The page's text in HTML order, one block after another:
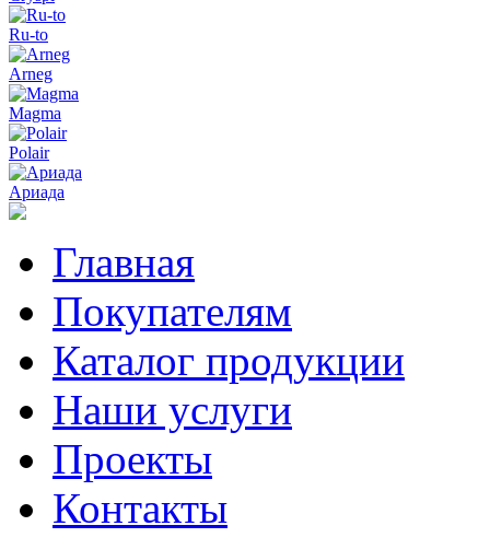
Ru-to
Arneg
Magma
Polair
Ариада
Главная
Покупателям
Каталог продукции
Наши услуги
Проекты
Контакты